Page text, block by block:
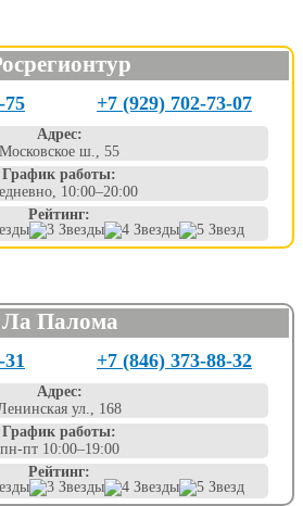
75 +7 (929) 702-73-07
Адрес:
Московское ш., 55
График работы:
10:00–20:00
Рейтинг:
Ла Палома
31 +7 (846) 373-88-32
Адрес:
ул., 168
График работы:
пн-пт 10:00–19:00
Рейтинг: